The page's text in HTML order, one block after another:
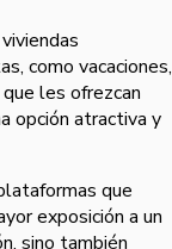
como vacaciones,
les ofrezcan
opción atractiva y
que
exposición a un
sino también